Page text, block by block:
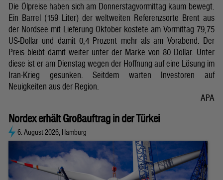
Die Ölpreise haben sich am Donnerstagvormittag kaum bewegt.
Ein Barrel (159 Liter) der weltweiten Referenzsorte Brent aus
der Nordsee mit Lieferung Oktober kostete am Vormittag 79,75
US-Dollar und damit 0,4 Prozent mehr als am Vorabend. Der
Preis bleibt damit weiter unter der Marke von 80 Dollar. Unter
diese ist er am Dienstag wegen der Hoffnung auf eine Lösung im
Iran-Krieg gesunken. Seitdem warten Investoren auf
Neuigkeiten aus der Region.
APA
Nordex erhält Großauftrag in der Türkei
6. August 2026, Hamburg